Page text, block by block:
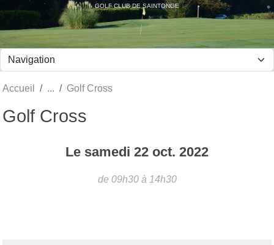
GOLF CLUB DE SAINTONGE
Accueil Golf Cross
Golf Cross
Le samedi 22 oct. 2022
de 09h30 à 14h30
Panneau de gestion des cookies